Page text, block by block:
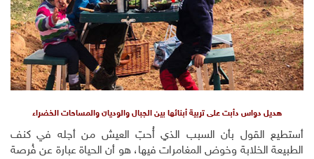
هديل دواس دأبت على تربية أبنائها بين الجبال والوديان والمساحات الخضراء
أستطيع القول بأن السبب الذي أُحبّ العيش من أجله في كنف
الطبيعة الخلابة وخوض المغامرات فيها، هو ‏أن الحياة عبارة عن فُرصة